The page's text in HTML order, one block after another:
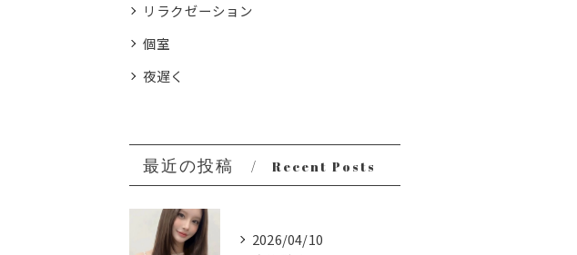
リラクゼーション
個室
夜遅く
最近の投稿 Recent Posts
2026/04/10